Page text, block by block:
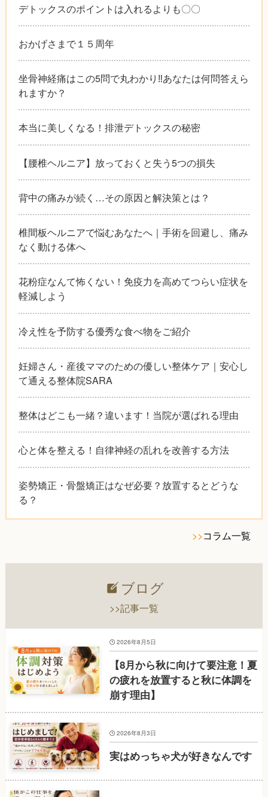
デトックスのポイントは入れるよりも〇〇
おかげさまで１５周年
坐骨神経痛はこの5問で丸わかり‼︎あなたは何問答えら
れますか？
本当に美しくなる！排泄デトックスの秘密
【腰椎ヘルニア】放っておくと失う5つの損失
背中の痛みが続く…その原因と解決策とは？
椎間板ヘルニアで悩むあなたへ｜手術を回避し、痛み
なく動ける体へ
花粉症なんて怖くない！免疫力を高めてつらい症状を
軽減しよう
冷え性を予防する優秀な食べ物をご紹介
妊婦さん・産後ママのための優しい整体ケア｜安心し
て通える整体院SARA
整体はどこも一緒？違います！当院が選ばれる理由
心と体を整える！自律神経の乱れを改善する方法
姿勢矯正・骨盤矯正はなぜ必要？放置するとどうな
る？
>>コラム一覧
ブログ
>>記事一覧
【8月から秋に向けて要注意！夏
の疲れを放置すると秋に体調を
崩す理由】
2026年8月5日
実はめっちゃ犬が好きなんです
2026年8月3日